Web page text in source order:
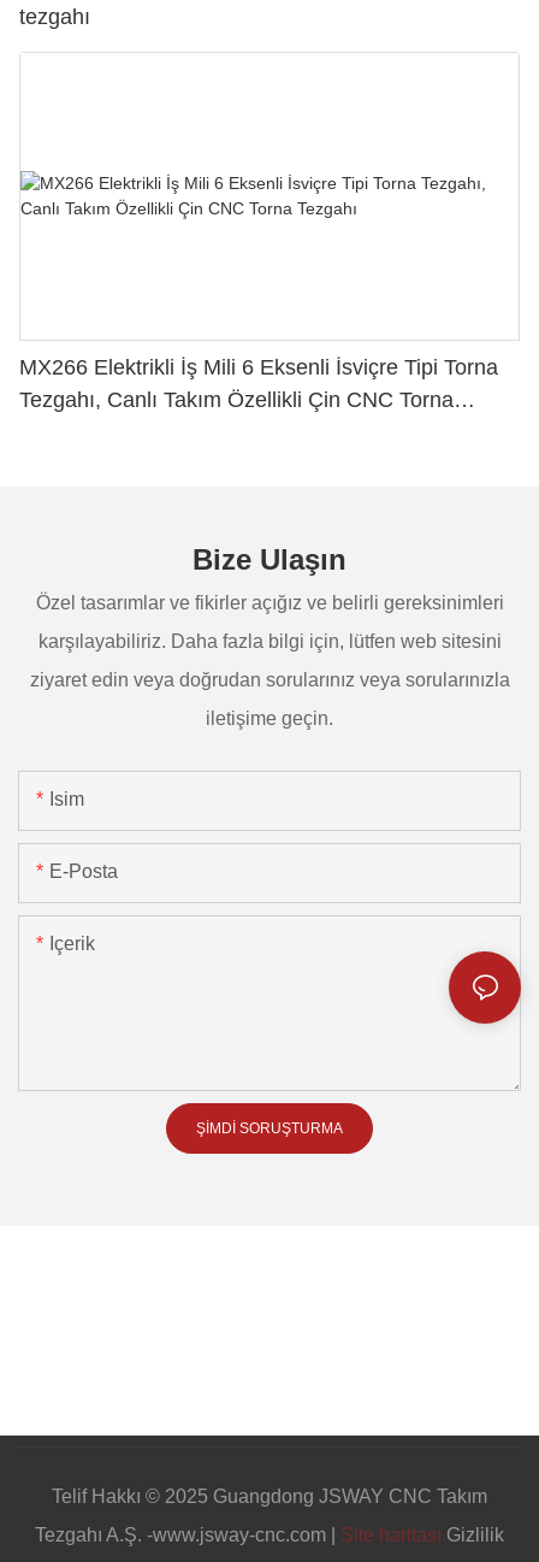
tezgahı
MX266 Elektrikli İş Mili 6 Eksenli İsviçre Tipi Torna
Tezgahı, Canlı Takım Özellikli Çin CNC Torna
Bize Ulaşın
Özel tasarımlar ve fikirler açığız ve belirli gereksinimleri
karşılayabiliriz. Daha fazla bilgi için, lütfen web sitesini
ziyaret edin veya doğrudan sorularınız veya sorularınızla
iletişime geçin.
Isim
E-Posta
Içerik
ŞIMDI SORUŞTURMA
Telif Hakkı © 2025 Guangdong JSWAY CNC Takım
Tezgahı A.Ş. -www.jsway-cnc.com |
Site haritası Gizlilik